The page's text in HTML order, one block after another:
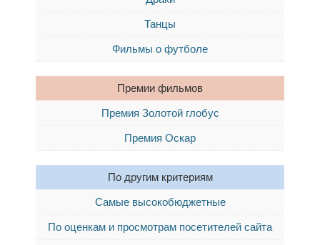
Танцы
Фильмы о футболе
Премии фильмов
Премия Золотой глобус
Премия Оскар
По другим критериям
Самые высокобюджетные
По оценкам и просмотрам посетителей сайта